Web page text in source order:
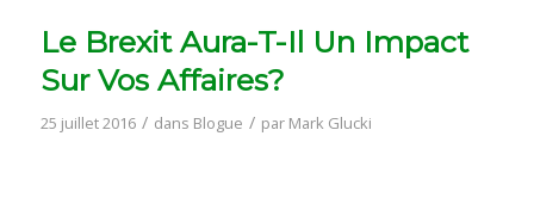
Le Brexit Aura-T-Il Un Impact
Sur Vos Affaires?
25 juillet 2016 / dans Blogue / par Mark Glucki